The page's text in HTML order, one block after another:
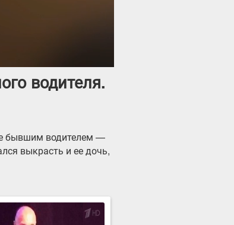
водителя.
бывшим водителем —
выкрасть и ее дочь,